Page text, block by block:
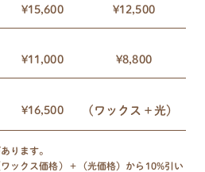
¥15,600 ¥12,500
¥11,000 ¥8,800
¥16,500 (ワックス＋光)
ります。
ックス価格）＋（光価格）から10%引い